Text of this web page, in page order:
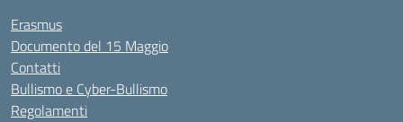
Erasmus
Documento del 15 Maggio
Contatti
Bullismo e Cyber-Bullismo
Regolamenti